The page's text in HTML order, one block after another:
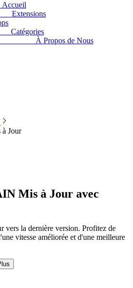
Accueil
Extensions
Catégories
À Propos de Nous
à Jour
Mis à Jour avec
vers la dernière version. Profitez de
vitesse améliorée et d'une meilleure